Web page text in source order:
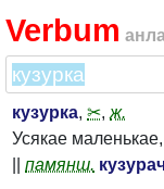
Verbum
кузурка, ✂, ж.
Усякае
памянш.